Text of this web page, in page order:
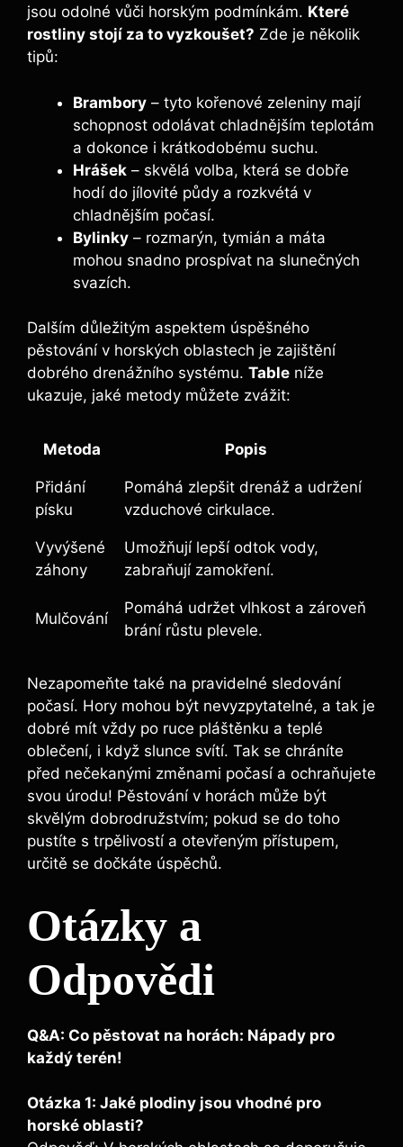
jsou odolné vůči horským podmínkám. Které
rostliny stojí za to vyzkoušet? Zde je několik
tipů:
Brambory – tyto kořenové zeleniny mají
schopnost odolávat chladnějším teplotám
a dokonce i krátkodobému suchu.
Hrášek – skvělá volba, která se dobře
hodí do jílovité půdy a rozkvétá v
chladnějším počasí.
Bylinky – rozmarýn, tymián a máta
mohou snadno prospívat na slunečných
svazích.
Dalším důležitým aspektem úspěšného
pěstování v horských oblastech je zajištění
dobrého drenážního systému. Table níže
ukazuje, jaké metody můžete zvážit:
Metoda Popis
Přidání
písku
Pomáhá zlepšit drenáž a udržení
vzduchové cirkulace.
Vyvýšené
záhony
Umožňují lepší odtok vody,
zabraňují zamokření.
Mulčování
Pomáhá udržet vlhkost a zároveň
brání růstu plevele.
Nezapomeňte také na pravidelné sledování
počasí. Hory mohou být nevyzpytatelné, a tak je
dobré mít vždy po ruce pláštěnku a teplé
oblečení, i když slunce svítí. Tak se chráníte
před nečekanými změnami počasí a ochraňujete
svou úrodu! Pěstování v horách může být
skvělým dobrodružstvím; pokud se do toho
pustíte s trpělivostí a otevřeným přístupem,
určitě se dočkáte úspěchů.
Otázky a
Odpovědi
Q&A: Co pěstovat na horách: Nápady pro
každý terén!
Otázka 1: Jaké plodiny jsou vhodné pro
horské oblasti?